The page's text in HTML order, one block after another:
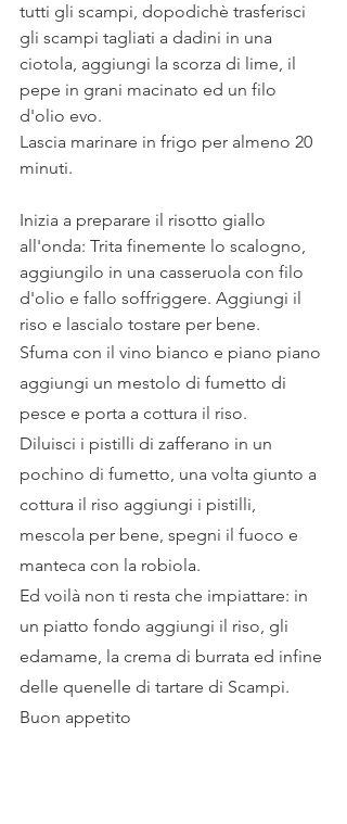
tutti gli scampi, dopodichè trasferisci
gli scampi tagliati a dadini in una
ciotola, aggiungi la scorza di lime, il
pepe in grani macinato ed un filo
d'olio evo.
Lascia marinare in frigo per almeno 20
minuti.
Inizia a preparare il risotto giallo
all'onda: Trita finemente lo scalogno,
aggiungilo in una casseruola con filo
d'olio e fallo soffriggere. Aggiungi il
riso e lascialo tostare per bene.
Sfuma con il vino bianco e piano piano
aggiungi un mestolo di fumetto di
pesce e porta a cottura il riso.
Diluisci i pistilli di zafferano in un
pochino di fumetto, una volta giunto a
cottura il riso aggiungi i pistilli,
mescola per bene, spegni il fuoco e
manteca con la robiola.
Ed voilà non ti resta che impiattare: in
un piatto fondo aggiungi il riso, gli
edamame, la crema di burrata ed infine
delle quenelle di tartare di Scampi.
Buon appetito